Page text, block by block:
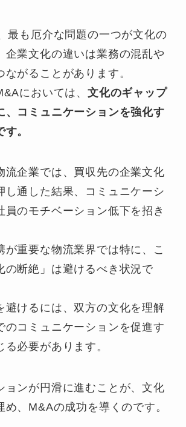
最も厄介な問題の一つが文化の
企業文化の違いは業務の混乱や
がることがあります。
においては、文化のギャップ
、コミュニケーションを強化す
。
流企業では、買収先の企業文化
し通した結果、コミュニケーシ
員のモチベーション低下を招き
が重要な物流業界では特に、こ
の断絶」は避けるべき状況で
避けるには、双方の文化を理解
のコミュニケーションを促進す
る必要があります。
ョンが円滑に進むことが、文化
め、M&Aの成功を導くのです。